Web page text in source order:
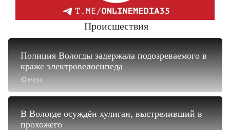
Происшествия
вчера
Полиция Вологды задержала подозреваемого в
краже электровелосипеда
В Вологде осуждён хулиган, выстреливший в
прохожего